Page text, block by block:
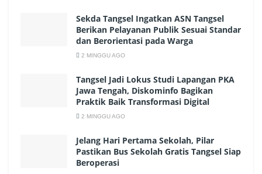
Sekda Tangsel Ingatkan ASN Tangsel
Berikan Pelayanan Publik Sesuai Standar
dan Berorientasi pada Warga
2 MINGGU AGO
Tangsel Jadi Lokus Studi Lapangan PKA
Jawa Tengah, Diskominfo Bagikan
Praktik Baik Transformasi Digital
2 MINGGU AGO
Jelang Hari Pertama Sekolah, Pilar
Pastikan Bus Sekolah Gratis Tangsel Siap
Beroperasi